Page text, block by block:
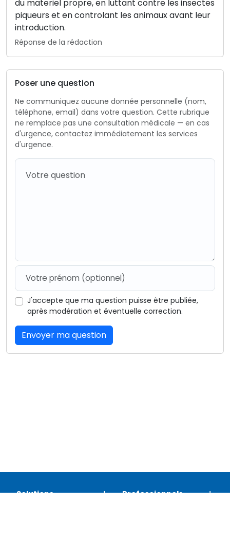
du materiel propre, en luttant contre les insectes
piqueurs et en controlant les animaux avant leur
introduction.
Réponse de la rédaction
Poser une question
Ne communiquez aucune donnée personnelle (nom,
téléphone, email) dans votre question. Cette rubrique
ne remplace pas une consultation médicale — en cas
d'urgence, contactez immédiatement les services
d'urgence.
J'accepte que ma question puisse être publiée,
après modération et éventuelle correction.
Envoyer ma question
Solutions Professionnels